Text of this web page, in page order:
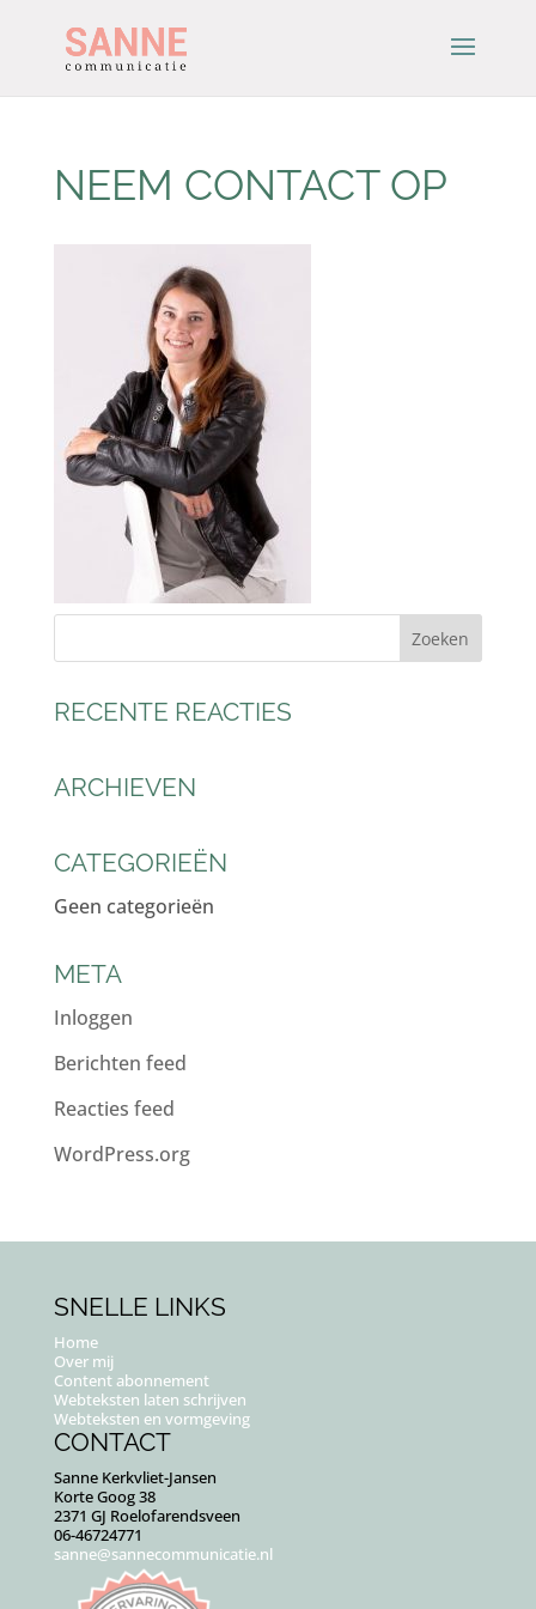
NEEM CONTACT OP
RECENTE REACTIES
ARCHIEVEN
CATEGORIEËN
Geen categorieën
META
Inloggen
Berichten feed
Reacties feed
WordPress.org
SNELLE LINKS
Home
Over mij
Content abonnement
Webteksten laten schrijven
Webteksten en vormgeving
CONTACT
Sanne Kerkvliet-Jansen
Korte Goog 38
2371 GJ Roelofarendsveen
06-46724771
sanne@sannecommunicatie.nl